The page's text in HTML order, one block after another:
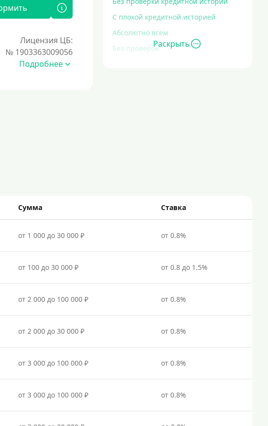
С плохой кредитной историей
Абсолютно всем
Без проверок
Под залог недвижимости
Под ПТС по доверенности
Под ПТС мотоцикла
Под ПТС спецтехники
Под ПТС грузового автомобиля
Авто без ПТС
Для исправления кредитной истории
На погашение других займов
До зарплаты
Для бизнеса
Раскрыть
Лицензия ЦБ:
№ 1903363009056
Подробнее
Сумма Ставка
от 1 000 до 30 000 ₽ от 0.8%
от 100 до 30 000 ₽ от 0.8 до 1.5%
от 2 000 до 100 000 ₽ от 0.8%
от 2 000 до 30 000 ₽ от 0.8%
от 3 000 до 100 000 ₽ от 0.8%
от 3 000 до 100 000 ₽ от 0.8%